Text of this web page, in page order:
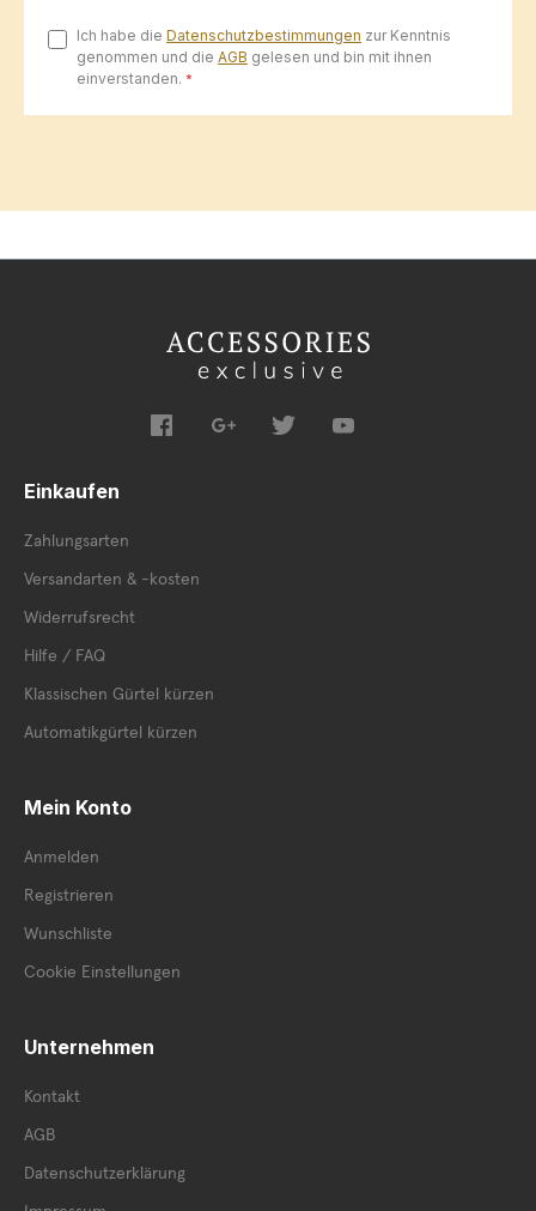
Ich habe die Datenschutzbestimmungen zur Kenntnis
genommen und die AGB gelesen und bin mit ihnen
einverstanden. *
Einkaufen
Zahlungsarten
Versandarten & -kosten
Widerrufsrecht
Hilfe / FAQ
Klassischen Gürtel kürzen
Automatikgürtel kürzen
Mein Konto
Anmelden
Registrieren
Wunschliste
Cookie Einstellungen
Unternehmen
Kontakt
AGB
Datenschutzerklärung